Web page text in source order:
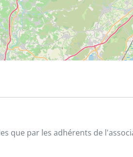
que par les adhérents de